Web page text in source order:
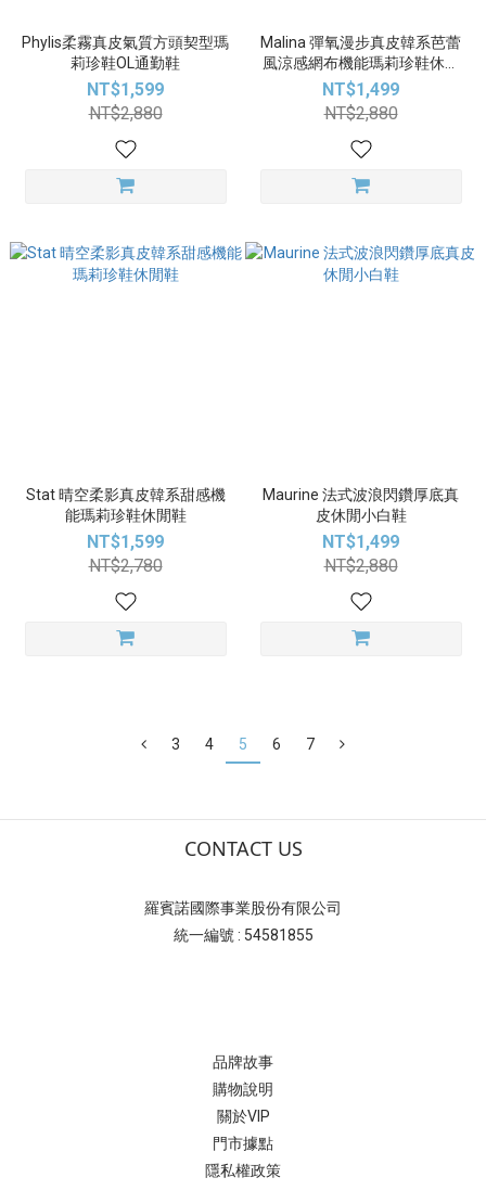
Phylis柔霧真皮氣質方頭契型瑪
莉珍鞋OL通勤鞋
NT$1,599
NT$2,880
Malina 彈氧漫步真皮韓系芭蕾
風涼感網布機能瑪莉珍鞋休閒
鞋
NT$1,499
NT$2,880
Stat 晴空柔影真皮韓系甜感機
能瑪莉珍鞋休閒鞋
NT$1,599
NT$2,780
Maurine 法式波浪閃鑽厚底真
皮休閒小白鞋
NT$1,499
NT$2,880
3 4 5 6 7
CONTACT US
羅賓諾國際事業股份有限公司
統一編號 : 54581855
品牌故事
購物說明
關於VIP
門市據點
隱私權政策